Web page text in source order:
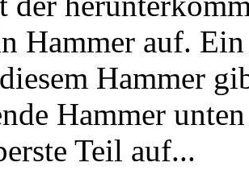
Hammer auf.
Hammer
Hammer
Teil auf...